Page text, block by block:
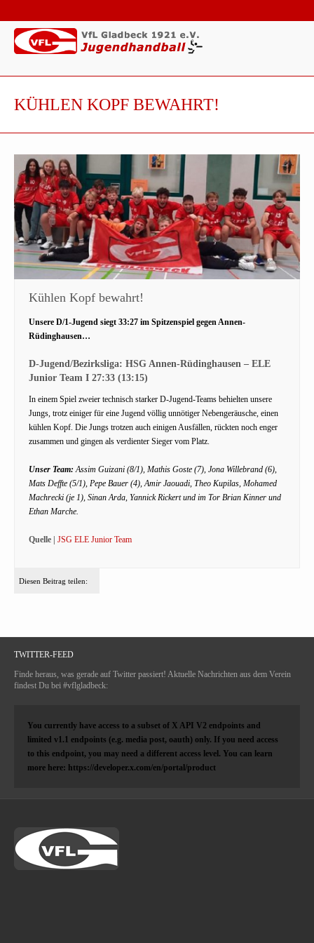
KÜHLEN KOPF BEWAHRT!
Kühlen Kopf bewahrt!
Unsere D/1-Jugend siegt 33:27 im Spitzenspiel gegen Annen-
Rüdinghausen…
D-Jugend/Bezirksliga: HSG Annen-Rüdinghausen – ELE
Junior Team I 27:33 (13:15)
In einem Spiel zweier technisch starker D-Jugend-Teams behielten unsere
Jungs, trotz einiger für eine Jugend völlig unnötiger Nebengeräusche, einen
kühlen Kopf. Die Jungs trotzen auch einigen Ausfällen, rückten noch enger
zusammen und gingen als verdienter Sieger vom Platz.
Unser Team: Assim Guizani (8/1), Mathis Goste (7), Jona Willebrand (6),
Mats Deffte (5/1), Pepe Bauer (4), Amir Jaouadi, Theo Kupilas, Mohamed
Machrecki (je 1), Sinan Arda, Yannick Rickert und im Tor Brian Kinner und
Ethan Marche.
Quelle | JSG ELE Junior Team
Diesen Beitrag teilen:
TWITTER-FEED
Finde heraus, was gerade auf Twitter passiert! Aktuelle Nachrichten aus dem Verein
findest Du bei #vflgladbeck:
You currently have access to a subset of X API V2 endpoints and
limited v1.1 endpoints (e.g. media post, oauth) only. If you need access
to this endpoint, you may need a different access level. You can learn
more here: https://developer.x.com/en/portal/product